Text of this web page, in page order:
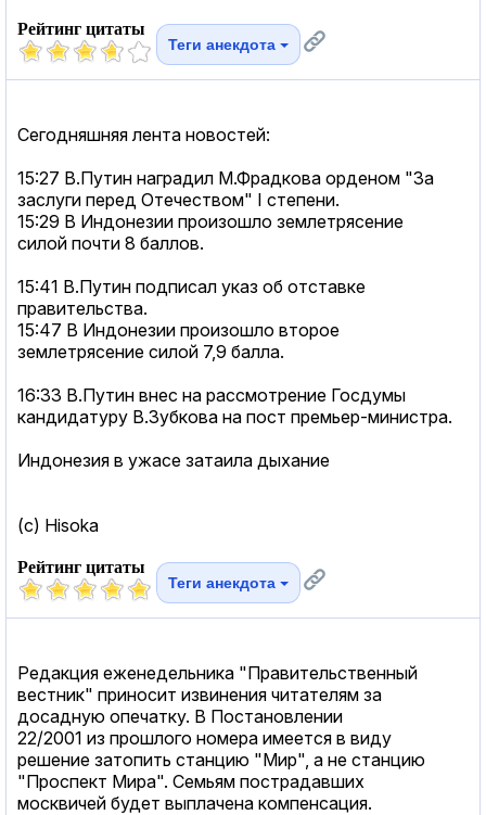
Рейтинг цитаты
Теги анекдота
Сегодняшняя лента новостей:
15:27 В.Путин наградил М.Фрадкова орденом "За
заслуги перед Отечеством" I степени.
15:29 В Индонезии произошло землетрясение
силой почти 8 баллов.
15:41 В.Путин подписал указ об отставке
правительства.
15:47 В Индонезии произошло второе
землетрясение силой 7,9 балла.
16:33 В.Путин внес на рассмотрение Госдумы
кандидатуру В.Зубкова на пост премьер-министра.
Индонезия в ужасе затаила дыхание
(c) Hisoka
Рейтинг цитаты
Теги анекдота
Редакция еженедельника "Правительственный
вестник" приносит извинения читателям за
досадную опечатку. В Постановлении
22/2001 из прошлого номера имеется в виду
решение затопить станцию "Мир", а не станцию
"Проспект Мира". Семьям пострадавших
москвичей будет выплачена компенсация.